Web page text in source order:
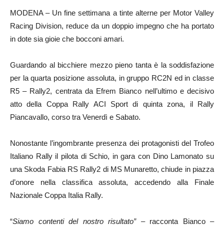
MODENA – Un fine settimana a tinte alterne per Motor Valley
Racing Division, reduce da un doppio impegno che ha portato
in dote sia gioie che bocconi amari.
Guardando al bicchiere mezzo pieno tanta è la soddisfazione
per la quarta posizione assoluta, in gruppo RC2N ed in classe
R5 – Rally2, centrata da Efrem Bianco nell’ultimo e decisivo
atto della Coppa Rally ACI Sport di quinta zona, il Rally
Piancavallo, corso tra Venerdì e Sabato.
Nonostante l’ingombrante presenza dei protagonisti del Trofeo
Italiano Rally il pilota di Schio, in gara con Dino Lamonato su
una Skoda Fabia RS Rally2 di MS Munaretto, chiude in piazza
d’onore nella classifica assoluta, accedendo alla Finale
Nazionale Coppa Italia Rally.
“Siamo contenti del nostro risultato” – racconta Bianco –